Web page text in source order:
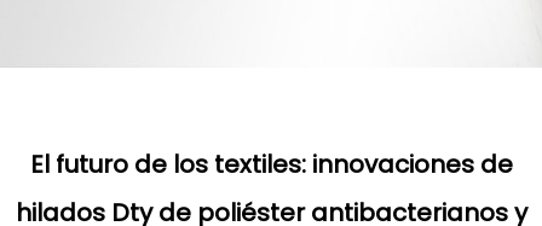
El futuro de los textiles: innovaciones de
hilados Dty de poliéster antibacterianos y